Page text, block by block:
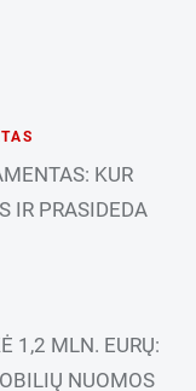
KUR
IR PRASIDEDA
1,2 MLN. EURŲ:
NUOMOS